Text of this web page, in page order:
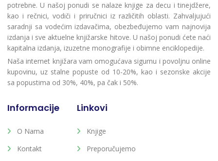
potrebne. U našoj ponudi se nalaze knjige za decu i tinejdžere,
kao i rečnici, vodiči i priručnici iz različitih oblasti. Zahvaljujući
saradnji sa vodećim izdavačima, obezbeđujemo vam najnovija
izdanja i sve aktuelne knjižarske hitove. U našoj ponudi ćete naći
kapitalna izdanja, izuzetne monografije i obimne enciklopedije.
Naša internet knjižara vam omogućava sigurnu i povoljnu online
kupovinu, uz stalne popuste od 10-20%, kao i sezonske akcije
sa popustima od 30%, 40%, pa čak i 50%.
Informacije
O Nama
Kontakt
Linkovi
Knjige
Preporučujemo